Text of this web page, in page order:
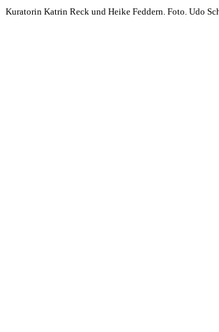
Kuratorin Katrin Reck und Heike Feddern. Foto. Udo